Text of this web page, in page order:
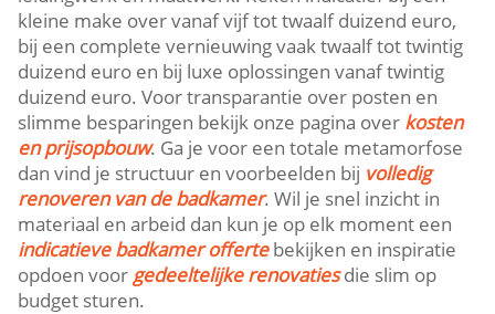
kleine make over vanaf vijf tot twaalf duizend euro,
bij een complete vernieuwing vaak twaalf tot twintig
duizend euro en bij luxe oplossingen vanaf twintig
duizend euro. Voor transparantie over posten en
slimme besparingen bekijk onze pagina over kosten
en prijsopbouw. Ga je voor een totale metamorfose
dan vind je structuur en voorbeelden bij volledig
renoveren van de badkamer. Wil je snel inzicht in
materiaal en arbeid dan kun je op elk moment een
indicatieve badkamer offertebekijken en inspiratie
opdoen voor gedeeltelijke renovatiesdie slim op
budget sturen.